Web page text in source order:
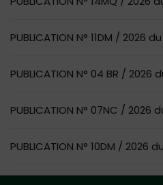
PUBLICATION N° 11DM / 2026
PUBLICATION N° 04 BR / 2026
PUBLICATION N° 07NC / 2026
PUBLICATION N° 10DM / 2026